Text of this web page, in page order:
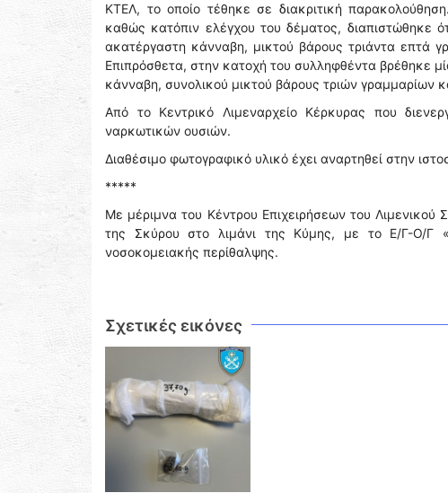
ΚΤΕΛ, το οποίο τέθηκε σε διακριτική
καθώς κατόπιν ελέγχου του δέματος, διαπιστώθηκε
ακατέργαστη κάνναβη, μικτού βάρους τριάντα επτά
Επιπρόσθετα, στην κατοχή του συλληφθέντα βρέθηκε
κάνναβη, συνολικού μικτού βάρους τριών γραμμαρίων
Από το Κεντρικό Λιμεναρχείο Κέρκυρας που
ναρκωτικών ουσιών.
Διαθέσιμο φωτογραφικό υλικό έχει αναρτηθεί στην
*****
Με μέριμνα του Κέντρου Επιχειρήσεων του
της Σκύρου στο λιμάνι της Κύμης, με το Ε/Γ-Ο/Γ
νοσοκομειακής περίθαλψης.
Σχετικές εικόνες